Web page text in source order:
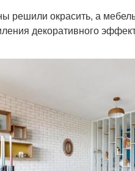
решили окрасить, а
декоративного